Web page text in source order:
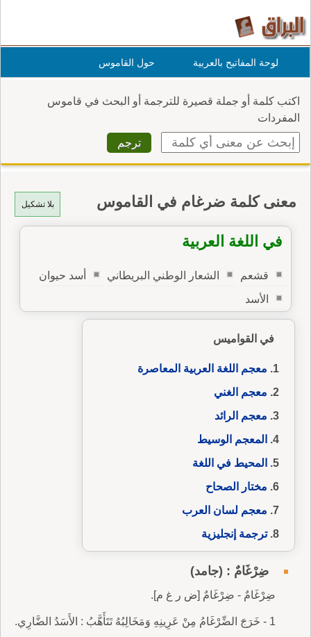
لوحة المفاتيح بالعربية حول القاموس
اكتب كلمة أو جملة قصيرة للترجمة أو البحث في قاموس
المفردات
بلا تشكيل معنى كلمة ضرغام في القاموس
في اللغة العربية
قشعم الشعار الوطني البريطاني
أسد حيوان
الأسد
في القواميس
معجم اللغة العربية المعاصرة
معجم الغني
معجم الرائد
المعجم الوسيط
المحيط في اللغة
مختار الصحاح
معجم لسان العرب
ترجمة إنجليزية
ضِرْغَامٌ : (جامد)
ضِرْغَامٌ - ضِرْغَامٌ [ض ر غ م].
1 - خَرَجَ الضِّرْغَامُ مِنْ عَرِينِهِ وَمَخَالِبُهُ تَتَأَهَّبُ : الأَسَدُ الضَّارِي.